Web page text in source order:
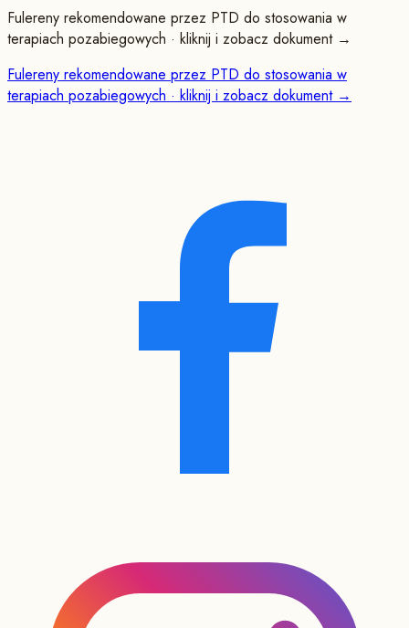
Fulereny rekomendowane przez PTD do stosowania w
terapiach pozabiegowych · kliknij i zobacz dokument →
Fulereny rekomendowane przez PTD do stosowania w
terapiach pozabiegowych · kliknij i zobacz dokument →